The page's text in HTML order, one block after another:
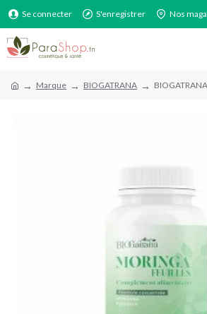
Se connecter S'enregistrer Nos
Marque BIOGATRANA